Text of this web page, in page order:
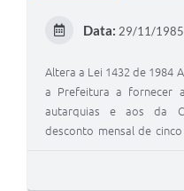
Data: 29/11/1985
Altera a Lei 1432 de 1984
a Prefeitura a fornecer
autarquias e aos da
desconto mensal de